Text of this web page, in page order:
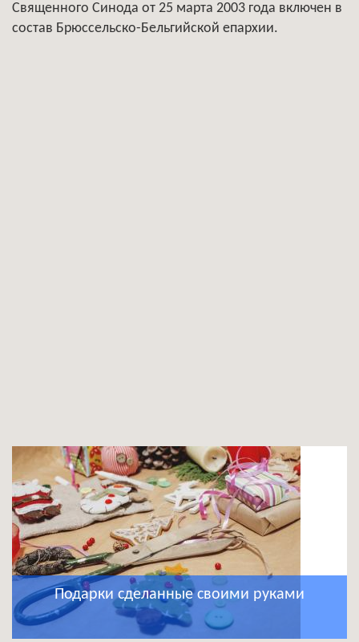
Священного Синода от 25 марта 2003 года включен в
состав Брюссельско-Бельгийской епархии.
Подарки сделанные своими руками